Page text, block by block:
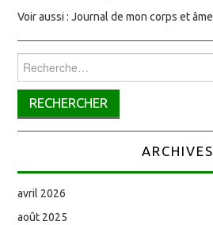
Voir aussi : Journal de mon corps et âme
Rechercher :
ARCHIVES
avril 2026
août 2025